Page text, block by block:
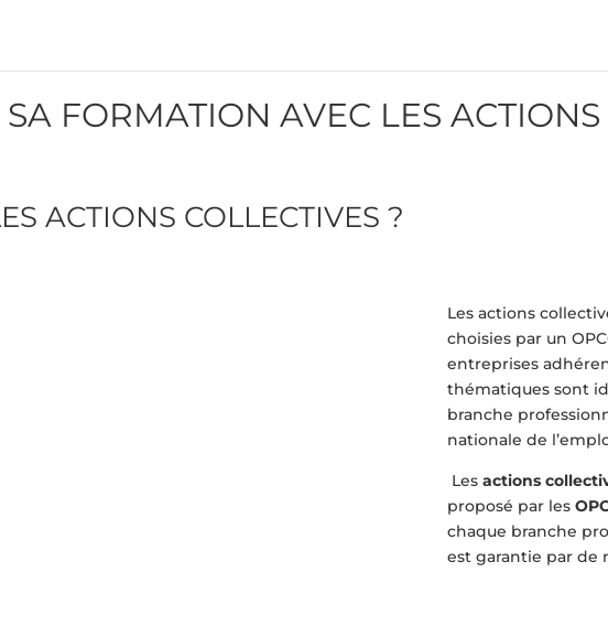
FORMATION AVEC LES ACTIONS
ACTIONS COLLECTIVES ?
Les actions
choisies par un
entreprises
thématiques sont
branche
nationale de
Les actions
proposé par les
chaque branche
est garantie par de